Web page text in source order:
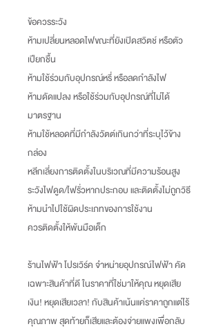
ข้อควรระวัง
ห้ามเปลี่ยนหลอดไฟขณะที่ยังเปิดสวิตช์ หรือตัว
เปียกชื้น
ห้ามใช้ร่วมกับอุปกรณ์หรี่ หรือลดกำลังไฟ
ห้ามดัดแปลง หรือใช้ร่วมกับอุปกรณ์ที่ไม่ได้
มาตรฐาน
ห้ามใช้หลอดที่มีกำลังวัตต์เกินกว่าที่ระบุไว้ข้าง
กล่อง
หลีกเลี่ยงการติดตั้งในบริเวณที่มีความร้อนสูง
ระวังไฟดูด/ไฟรั่วหากประกอบ และติดตั้งไม่ถูกวิธี
ห้ามนำไปใช้ผิดประเภทของการใช้งาน
ควรติดตั้งให้พ้นมือเด็ก
ร้านไฟฟ้า โปรเวิร์ค จำหน่ายอุปกรณ์ไฟฟ้า คัด
เฉพาะสินค้าที่ดี ในราคาที่ใช่มาให้คุณ หยุดเสีย
เงิน!หยุดเสียเวลา!กับสินค้าเน้นแค่ราคาถูกแต่ไร้
คุณภาพ สุดท้ายก็เสียและต้องจ่ายแพงเพื่อกลับ